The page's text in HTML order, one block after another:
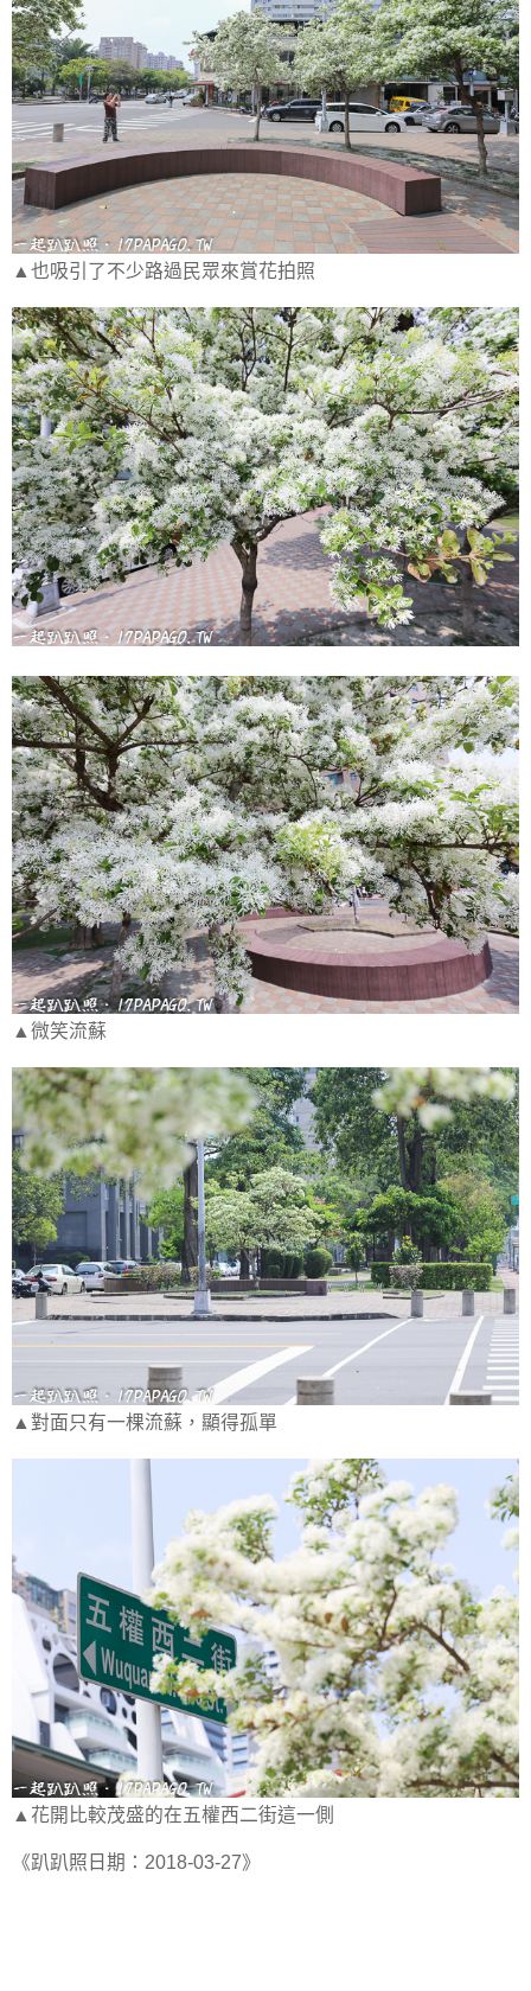
▲也吸引了不少路過民眾來賞花拍照
▲微笑流蘇
▲對面只有一棵流蘇，顯得孤單
▲花開比較茂盛的在五權西二街這一側
《趴趴照日期：2018-03-27》